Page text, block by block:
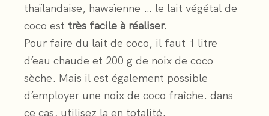
thaïlandaise, hawaïenne … le lait végétal de
coco est très facile à réaliser.
Pour faire du lait de coco, il faut 1 litre
d’eau chaude et 200 g de noix de coco
sèche. Mais il est également possible
d’employer une noix de coco fraîche. dans
ce cas, utilisez la en totalité.